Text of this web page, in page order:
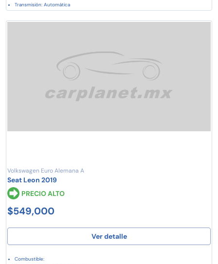
Transmisión: Automática
Volkswagen Euro Alemana A
Seat Leon 2019
PRECIO ALTO
$549,000
Ver detalle
Combustible: